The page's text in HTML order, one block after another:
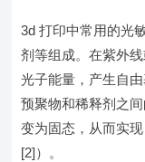
3d 打印中常用的光
剂等组成。在紫外
光子能量，产生自
预聚物和稀释剂之
变为固态，从而实
[2]）。